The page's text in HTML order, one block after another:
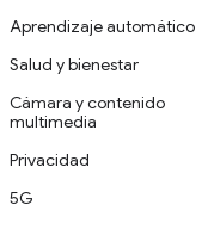
Aprendizaje automático
Salud y bienestar
Cámara y contenido
multimedia
Privacidad
5G